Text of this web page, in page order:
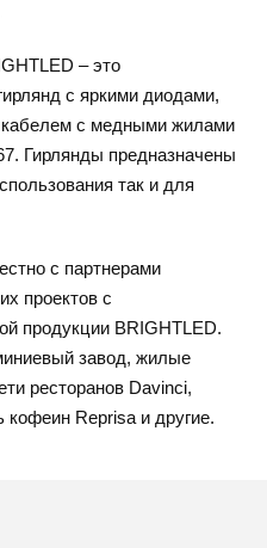
– это
с яркими диодами,
кабелем с медными жилами
Гирлянды предназначены
так и для
с партнерами
проектов с
продукции BRIGHTLED.
завод, жилые
ресторанов Davinci,
кофеин Reprisa и другие.